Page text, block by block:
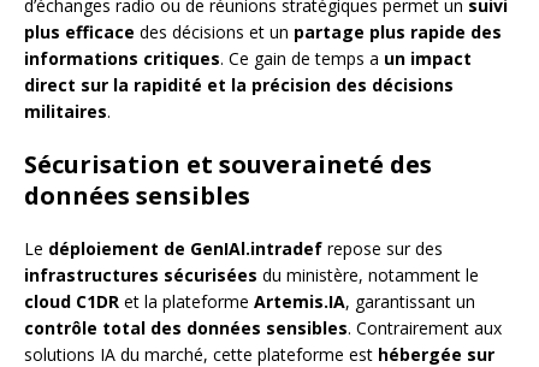
d’échanges radio ou de réunions stratégiques permet un suivi
plus efficace des décisions et un partage plus rapide des
informations critiques. Ce gain de temps a un impact
direct sur la rapidité et la précision des décisions
militaires.
Sécurisation et souveraineté des
données sensibles
Le déploiement de GenIAl.intradef repose sur des
infrastructures sécurisées du ministère, notamment le
cloud C1DR et la plateforme Artemis.IA, garantissant un
contrôle total des données sensibles. Contrairement aux
solutions IA du marché, cette plateforme est hébergée sur